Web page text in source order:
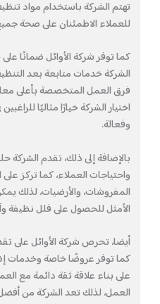
تهتم الشركة باستخدام مواد
للعملاء الاطمئنان على صحة جميع
كما توفر شركة الأوائل ضمانًا
الشركة خدمات متابعة بعد
فرق العمل المتخصصة بأعلى
اختيار الشركة خيارًا مثاليًا
وفعالة.
بالإضافة إلى ذلك، تقدم
واحتياجات العملاء، كما تركز على
المفروشات، والأرضيات، لذلك
الأمثل للحصول على فلل نظيفة
أيضا، تحرص شركة الأوائل على
كما توفر عروضًا خاصة وخدمات
على بناء علاقة ثقة دائمة مع
العمل، لذلك تعد الشركة من